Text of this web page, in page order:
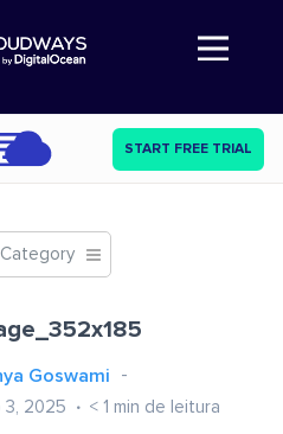
Abre a navegação
START FREE TRIAL
Goswami
3, 2025 < 1 min de leitura